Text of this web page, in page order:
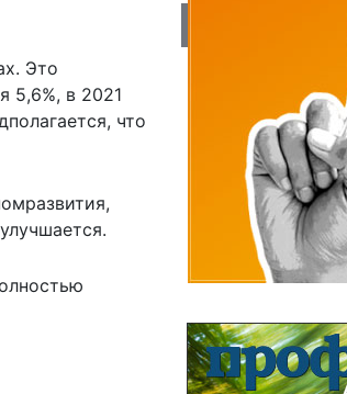
Это
5,6%, в 2021
что